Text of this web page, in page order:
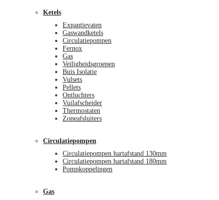
Ketels
Expantievaten
Gaswandketels
Circulatiepompen
Fernox
Gas
Veiligheidsgroepen
Buis Isolatie
Vulsets
Pellets
Ontluchters
Vuilafscheider
Thermostaten
Zoneafsluiters
Circulatiepompen
Circulatiepompen hartafstand 130mm
Circulatiepompen hartafstand 180mm
Pompkoppelingen
Gas